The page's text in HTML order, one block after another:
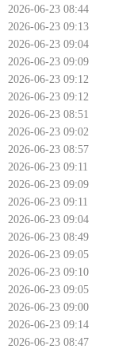
2026-06-23 08:44
2026-06-23 09:13
2026-06-23 09:04
2026-06-23 09:09
2026-06-23 09:12
2026-06-23 09:12
2026-06-23 08:51
2026-06-23 09:02
2026-06-23 08:57
2026-06-23 09:11
2026-06-23 09:09
2026-06-23 09:11
2026-06-23 09:04
2026-06-23 08:49
2026-06-23 09:05
2026-06-23 09:10
2026-06-23 09:05
2026-06-23 09:00
2026-06-23 09:14
2026-06-23 08:47